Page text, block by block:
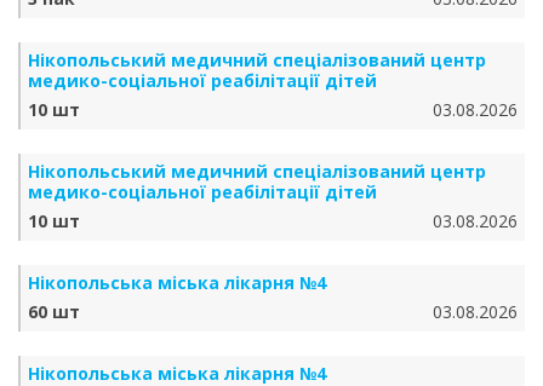
Нікопольський медичний спеціалізований центр
медико-соціальної реабілітації дітей
10 шт
03.08.2026
Нікопольський медичний спеціалізований центр
медико-соціальної реабілітації дітей
10 шт
03.08.2026
Нікопольська міська лікарня №4
60 шт
03.08.2026
Нікопольська міська лікарня №4